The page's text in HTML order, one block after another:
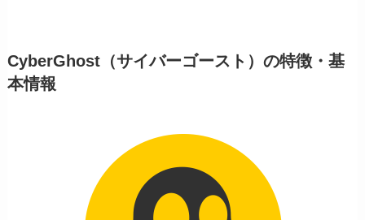
CyberGhost（サイバーゴースト）の特徴・基
本情報